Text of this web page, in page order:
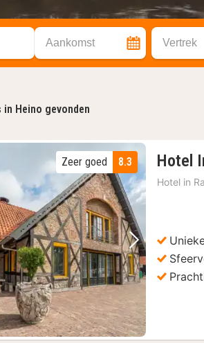
Aankomst Vertrek
in Heino gevonden
foto Volgende
8.3
Zeer goed Hotel
Hotel in